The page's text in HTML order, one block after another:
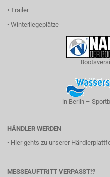
• Trailer
• Winterliegeplätze
in Berlin –
HÄNDLER WERDEN
• Hier gehts zu unserer
MESSEAUFTRITT VERPASST!?